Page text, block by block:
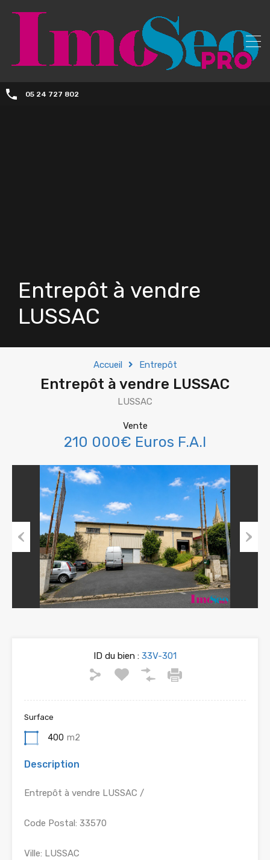
05 24 727 802
Entrepôt à vendre
LUSSAC
Accueil Entrepôt
Entrepôt à vendre LUSSAC
LUSSAC
Vente
210 000€ Euros F.A.I
Previous
ID du bien : 33V-301
Surface
400 m2
Description
Entrepôt à vendre LUSSAC /
Code Postal: 33570
Ville: LUSSAC